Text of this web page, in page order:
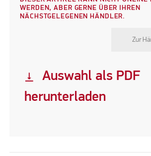
WERDEN, ABER GERNE ÜBER IHREN
NÄCHSTGELEGENEN HÄNDLER.
Zur
vertical_align_bottom
Auswahl als PDF
herunterladen